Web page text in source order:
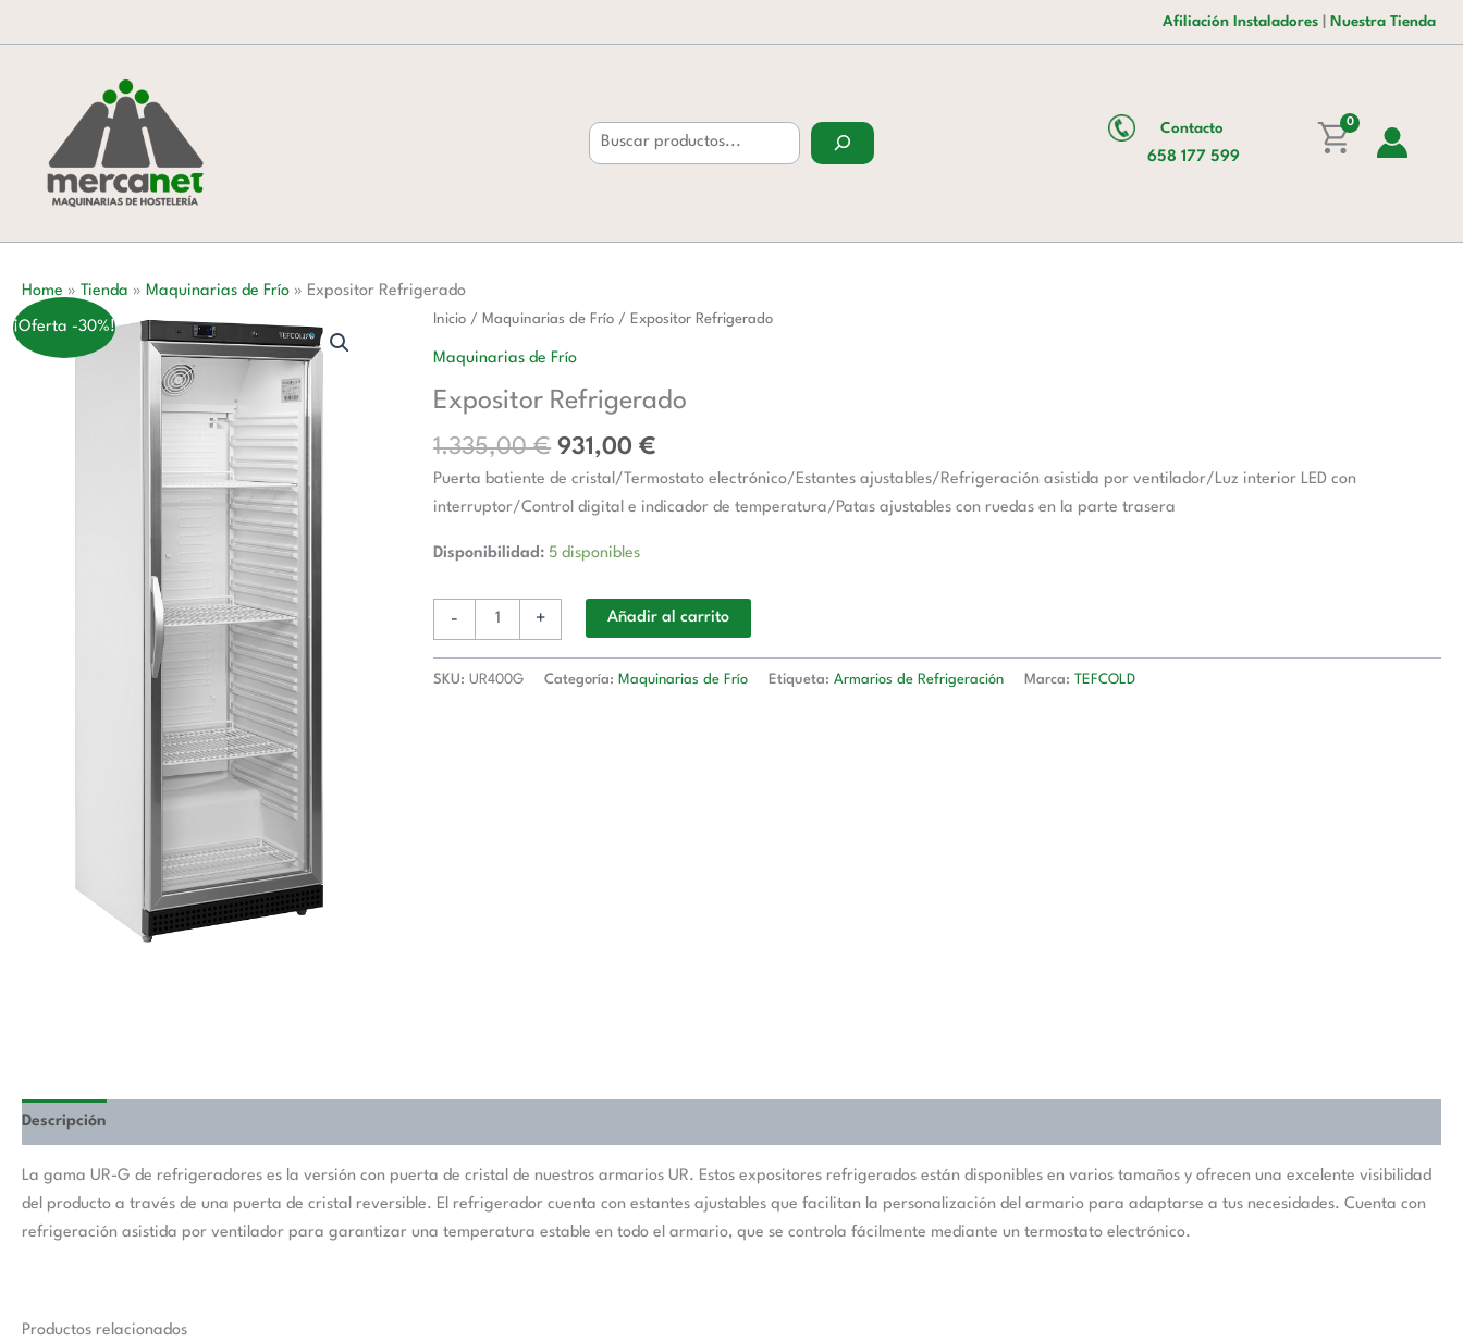
al
Afiliación Instaladores Nuestra Tienda
Contacto
658 177 599
0
Home » Tienda » Maquinarias de Frío » Expositor Refrigerado
¡Oferta -30%! Inicio / Maquinarias de Frío / Expositor Refrigerado
Maquinarias de Frío
Expositor Refrigerado
1.335,00€
El
precio
era:
1.335,00 €.
931,00€
El
es:
Puerta batiente de cristal/Termostato electrónico/Estantes ajustables/Refrigeración asistida por ventilador/Luz interior LED con
interruptor/Control digital e indicador de temperatura/Patas ajustables con ruedas en la parte trasera
Disponibilidad: 5 disponibles
-
Expositor
+ Añadir al carrito
SKU:UR400G Categoría: Maquinarias de Frío Etiqueta:Armarios de Refrigeración Marca: TEFCOLD
Descripción
La gama UR-G de refrigeradores es la versión con puerta de cristal de nuestros armarios UR. Estos expositores refrigerados están disponibles en varios tamaños y ofrecen una excelente visibilidad
del producto a través de una puerta de cristal reversible. El refrigerador cuenta con estantes ajustables que facilitan la personalización del armario para adaptarse a tus necesidades. Cuenta con
refrigeración asistida por ventilador para garantizar una temperatura estable en todo el armario, que se controla fácilmente mediante un termostato electrónico.
Productos relacionados
1.335,00 €.931,00 €.